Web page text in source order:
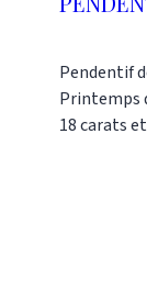
Pendentif
Printemps
18 carats
de la